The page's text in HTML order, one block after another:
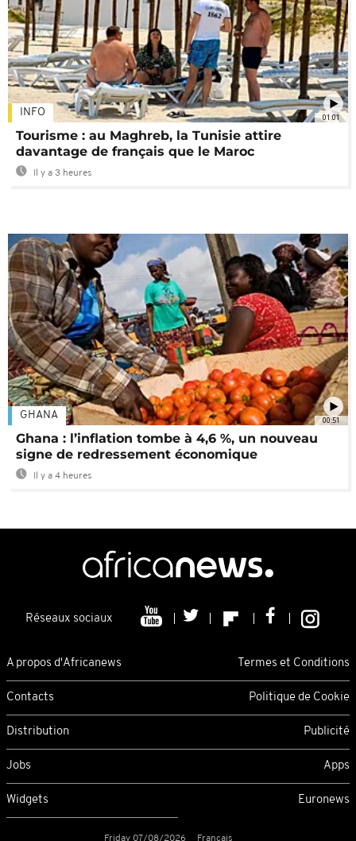
01:01
INFO
Tourisme : au Maghreb, la Tunisie attire
davantage de français que le Maroc
Il y a 3 heures
00:51
GHANA
Ghana : l’inflation tombe à 4,6 %, un nouveau
signe de redressement économique
Il y a 4 heures
Réseaux sociaux
A propos d'Africanews Termes et Conditions
Contacts Politique de Cookie
Distribution Publicité
Jobs Apps
Widgets Euronews
Friday 07/08/2026